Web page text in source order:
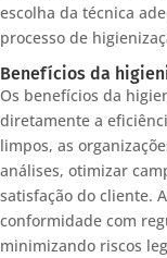
escolha da técnica
processo de
Benefícios da
Os benefícios da
diretamente a
limpos, as
análises, otimizar
satisfação do cliente.
conformidade com
minimizando riscos